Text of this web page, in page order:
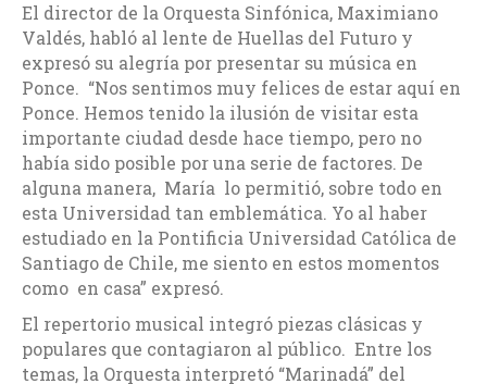
El director de la Orquesta Sinfónica, Maximiano
Valdés, habló al lente de Huellas del Futuro y
expresó su alegría por presentar su música en
Ponce. “Nos sentimos muy felices de estar aquí en
Ponce. Hemos tenido la ilusión de visitar esta
importante ciudad desde hace tiempo, pero no
había sido posible por una serie de factores. De
alguna manera, María lo permitió, sobre todo en
esta Universidad tan emblemática. Yo al haber
estudiado en la Pontificia Universidad Católica de
Santiago de Chile, me siento en estos momentos
como en casa” expresó.
El repertorio musical integró piezas clásicas y
populares que contagiaron al público. Entre los
temas, la Orquesta interpretó “Marinadá” del